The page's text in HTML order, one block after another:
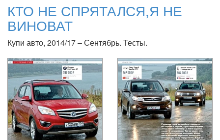
КТО НЕ СПРЯТАЛСЯ,Я НЕ
ВИНОВАТ
Купи авто, 2014/17 – Сентябрь. Тесты.